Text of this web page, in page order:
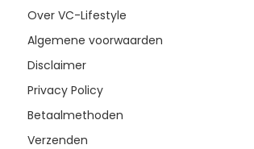
Over VC-Lifestyle
Algemene voorwaarden
Disclaimer
Privacy Policy
Betaalmethoden
Verzenden